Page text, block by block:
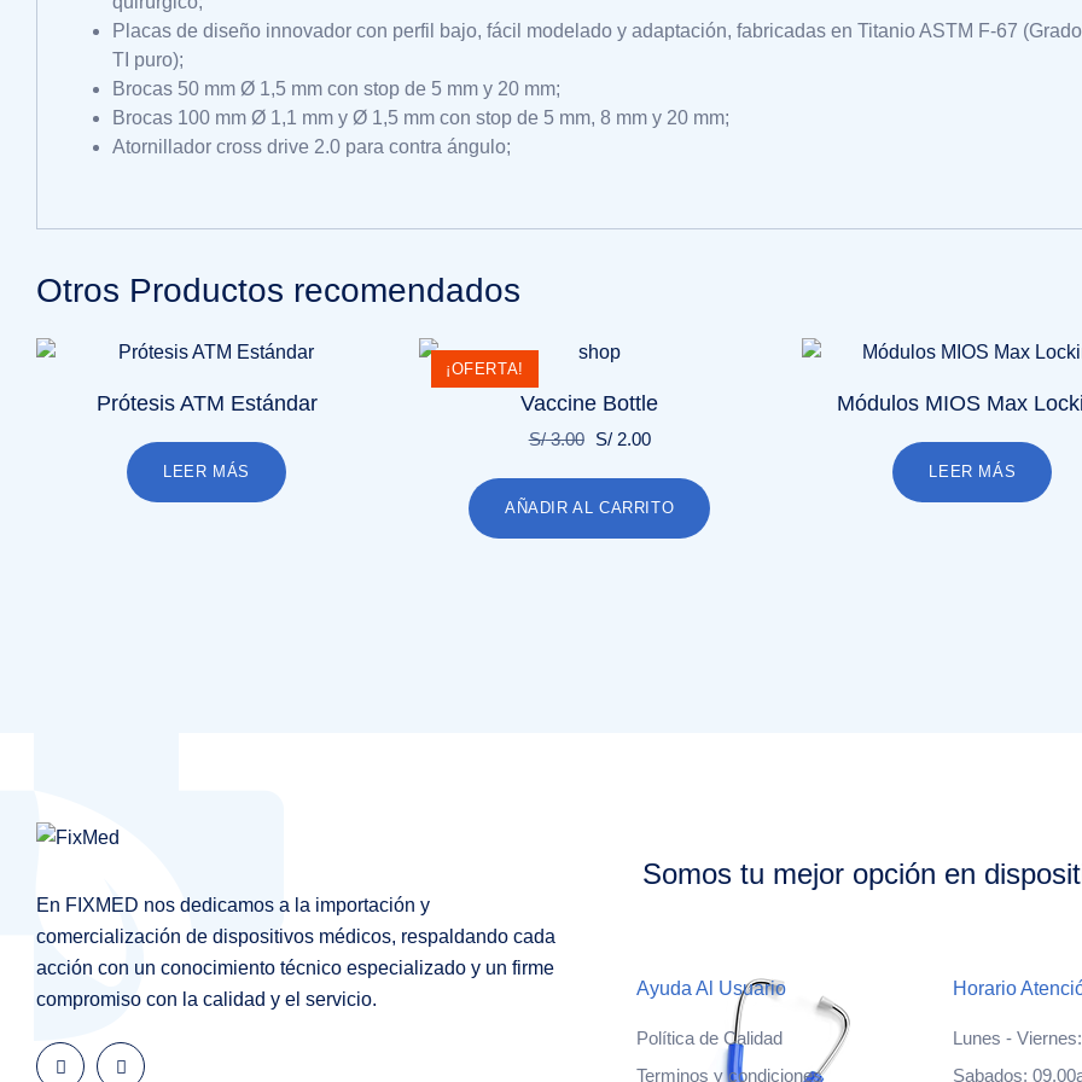
Placas de diseño innovador con perfil bajo, fácil modelado y adaptación, fabricadas en Titanio ASTM F-67
TI puro);
Brocas 50 mm Ø 1,5 mm con stop de 5 mm y 20 mm;
Brocas 100 mm Ø 1,1 mm y Ø 1,5 mm con stop de 5 mm, 8 mm y 20 mm;
Atornillador cross drive 2.0 para contra ángulo;
Otros Productos recomendados
Prótesis ATM Estándar
LEER MÁS
¡OFERTA!
Vaccine Bottle
S/3.00
El
era:
S/ 3.00.
S/2.00El
actual
es:
S/ 2.00.
AÑADIR AL CARRITO
Módulos MIOS Max
LEER MÁS
Somos tu mejor opción en
En FIXMED nos dedicamos a la importación y
comercialización de dispositivos médicos, respaldando cada
acción con un conocimiento técnico especializado y un firme
compromiso con la calidad y el servicio.
Ayuda Al Usuario
Política de Calidad
Terminos y condiciones
Horario
Lunes -
Sabados: